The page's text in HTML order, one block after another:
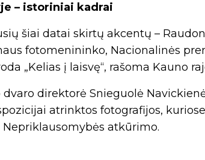
– istoriniai kadrai
šiai datai skirtų akcentų –
fotomenininko, Nacionalinės
„Kelias į laisvę“, rašoma Kauno
dvaro direktorė Snieguolė
atrinktos fotografijos,
atkūrimo.